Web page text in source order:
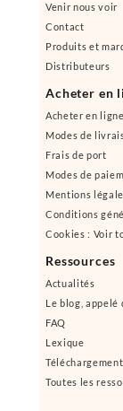
Venir nous voir
Contact
Produits et
Distributeurs
Acheter en
Acheter en ligne
Modes de
Frais de port
Modes de
Mentions
Conditions
Cookies : Voir
Ressources
Actualités
Le blog, appelé
FAQ
Lexique
Toutes les